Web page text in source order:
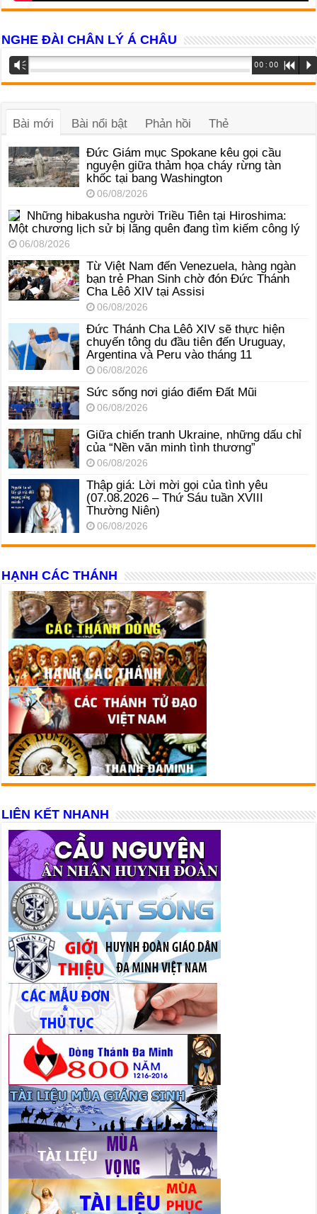
NGHE ĐÀI CHÂN LÝ Á CHÂU
Trình
phát
Vm 00:00 R P
Bài mới Bài nổi bật Phản hồi Thẻ
Đức Giám mục Spokane kêu gọi cầu
nguyện giữa thảm họa cháy rừng tàn
khốc tại bang Washington
06/08/2026
Những hibakusha người Triều Tiên tại Hiroshima:
Một chương lịch sử bị lãng quên đang tìm kiếm công lý
06/08/2026
Từ Việt Nam đến Venezuela, hàng ngàn
bạn trẻ Phan Sinh chờ đón Đức Thánh
Cha Lêô XIV tại Assisi
06/08/2026
Đức Thánh Cha Lêô XIV sẽ thực hiện
chuyến tông du đầu tiên đến Uruguay,
Argentina và Peru vào tháng 11
06/08/2026
Sức sống nơi giáo điểm Đất Mũi
06/08/2026
Giữa chiến tranh Ukraine, những dấu chỉ
của “Nền văn minh tình thương”
06/08/2026
Thập giá: Lời mời gọi của tình yêu
(07.08.2026 – Thứ Sáu tuần XVIII
Thường Niên)
06/08/2026
HẠNH CÁC THÁNH
LIÊN KẾT NHANH